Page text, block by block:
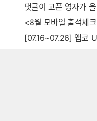
댓글이 고픈 영자가
<8월 모바일 출석체
[07.16~07.26] 앱코 ULTIMATE